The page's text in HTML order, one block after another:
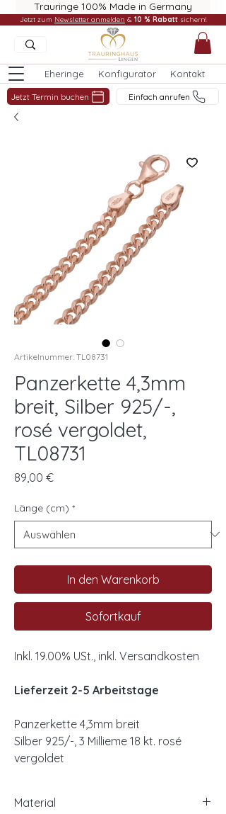
Trauringe 100% Made in Germany
Eheringe Konfigurator Kontakt
Jetzt Termin buchen Einfach anrufen
Jetzt zum Newsletter anmelden & 10 % Rabatt sichern!
Artikelnummer: TL08731
Panzerkette 4,3mm
breit, Silber 925/-,
rosé vergoldet,
TL08731
89,00 €Preis
Länge (cm) *
In den Warenkorb
Sofortkauf
Inkl. 19.00% USt., inkl. Versandkosten
Lieferzeit 2-5 Arbeitstage
Panzerkette 4,3mm breit
Silber 925/-, 3 Millieme 18 kt. rosé
vergoldet
Material